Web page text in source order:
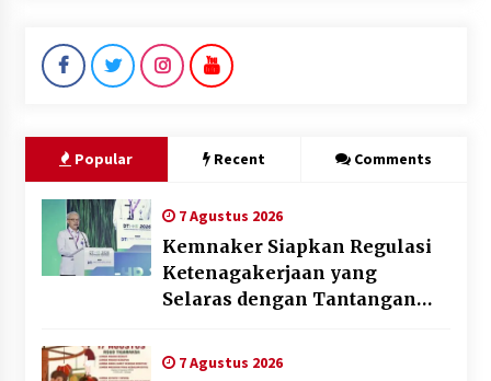
Popular Recent Comments
7 Agustus 2026
Kemnaker Siapkan Regulasi
Ketenagakerjaan yang
Selaras dengan Tantangan
7 Agustus 2026